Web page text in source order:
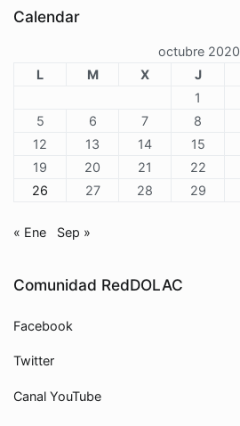
Calendar
octubre 2020
L
M X J
1
5
6 7 8
12
13 14 15
19
20 21 22
26
27 28 29
« Ene Sep »
Comunidad RedDOLAC
Facebook
Twitter
Canal YouTube